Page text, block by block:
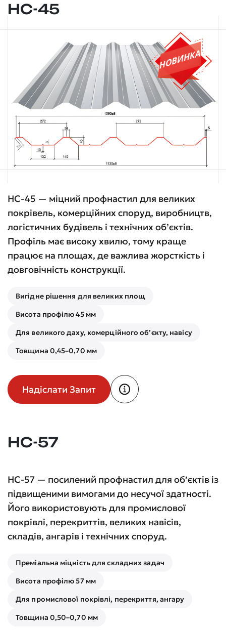
НС-45
НС-45 — міцний профнастил для великих
покрівель, комерційних споруд, виробництв,
логістичних будівель і технічних об’єктів.
Профіль має високу хвилю, тому краще
працює на площах, де важлива жорсткість і
довговічність конструкції.
Вигідне рішення для великих площ
Висота профілю 45 мм
Для великого даху, комерційного об’єкту, навісу
Товщина 0,45–0,70 мм
Надіслати Запит
НС-57
НС-57 — посилений профнастил для об’єктів із
підвищеними вимогами до несучої здатності.
Його використовують для промислової
покрівлі, перекриттів, великих навісів,
складів, ангарів і технічних споруд.
Преміальна міцність для складних задач
Висота профілю 57 мм
Для промислової покрівлі, перекриття, ангару
Товщина 0,50–0,70 мм